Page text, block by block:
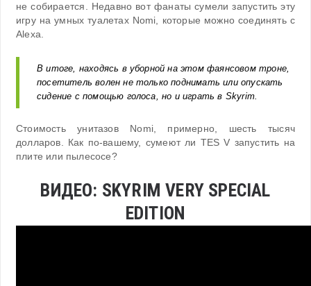
не собирается. Недавно вот фанаты сумели запустить эту
игру на умных туалетах Nomi, которые можно соединять с
Alexa.
В итоге, находясь в уборной на этом фаянсовом троне,
посетитель волен не только поднимать или опускать
сидение с помощью голоса, но и играть в Skyrim.
Стоимость унитазов Nomi, примерно, шесть тысяч
долларов. Как по-вашему, сумеют ли TES V запустить на
плите или пылесосе?
ВИДЕО: SKYRIM VERY SPECIAL
EDITION